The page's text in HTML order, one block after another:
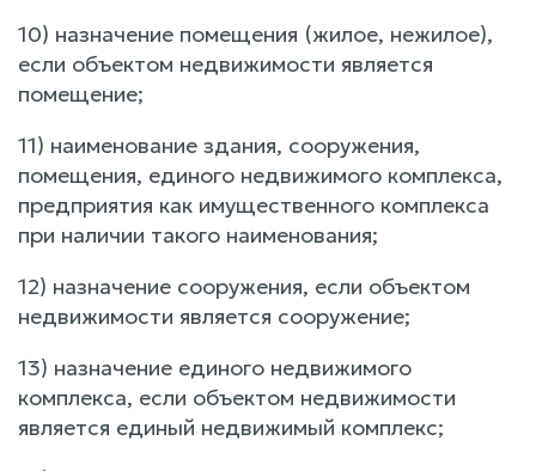
10) назначение помещения (жилое, нежилое),
если объектом недвижимости является
помещение;
11) наименование здания, сооружения,
помещения, единого недвижимого комплекса,
предприятия как имущественного комплекса
при наличии такого наименования;
12) назначение сооружения, если объектом
недвижимости является сооружение;
13) назначение единого недвижимого
комплекса, если объектом недвижимости
является единый недвижимый комплекс;